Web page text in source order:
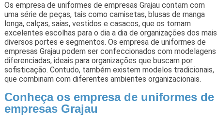
Os empresa de uniformes de empresas Grajau contam com
uma série de peças, tais como camisetas, blusas de manga
longa, calças, saias, vestidos e casacos, que os tornam
excelentes escolhas para o dia a dia de organizações dos mais
diversos portes e segmentos. Os empresa de uniformes de
empresas Grajau podem ser confeccionados com modelagens
diferenciadas, ideais para organizações que buscam por
sofisticação. Contudo, também existem modelos tradicionais,
que combinam com diferentes ambientes organizacionais.
Conheça os empresa de uniformes de
empresas Grajau